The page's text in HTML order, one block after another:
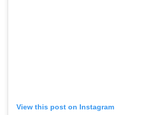
View this post on Instagram